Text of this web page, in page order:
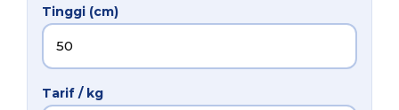
Tinggi (cm)
Tarif / kg